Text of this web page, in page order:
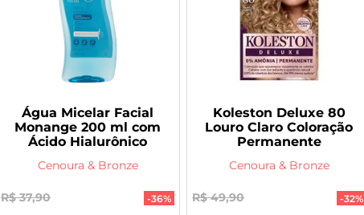
Água Micelar Facial
Monange 200 ml com
Ácido Hialurônico
Cenoura & Bronze
R$ 37,90 -36%
Koleston Deluxe 80
Louro Claro Coloração
Permanente
Cenoura & Bronze
R$ 49,90 -32%